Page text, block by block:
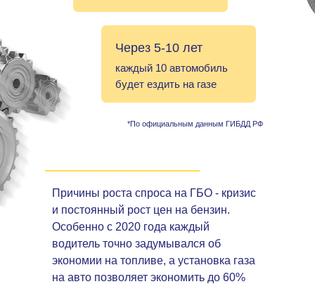
Причины роста спроса на ГБО - кризис
и постоянный рост цен на бензин.
Особенно с 2020 года каждый
водитель точно задумывался об
экономии на топливе, а установка газа
на авто позволяет экономить до 60%
Через 5-10 лет
каждый 10 автомобиль
будет ездить на газе
*По официальным данным ГИБДД РФ